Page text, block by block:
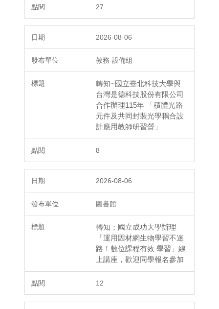
27
2026-08-06
教務-設備組
轉知~國立臺北科技大學與
台灣是德科技股份有限公司
合作辦理115年 「積體光路
元件及共同封裝光學耦合設
計應用教師研習營」
8
2026-08-06
圖書館
轉知；國立成功大學辦理
「運用因材網生物學習不迷
路！數位課程有效 學習」線
上講座，歡迎同學報名參加
12